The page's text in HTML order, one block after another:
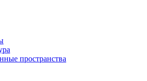
пространства